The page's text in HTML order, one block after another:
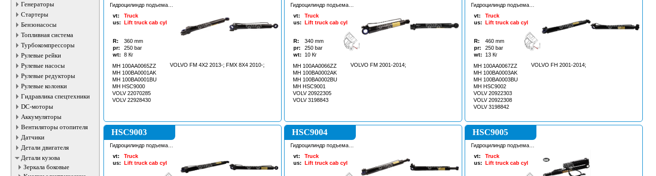
Генераторы
Стартеры
Бензонасосы
Топливная система
Турбокомпрессоры
Рулевые рейки
Рулевые насосы
Рулевые редукторы
Рулевые колонки
Гидравлика спецтехники
DC-моторы
Аккумуляторы
Вентиляторы отопителя
Датчики
Детали двигателя
Детали кузова
Зеркала боковые
Гидроцилиндр подъема
vt:
Truck
us: Lift truck cab cyl
R: 360 mm
pr:
250 bar
wt: 8 Кг
MH 100AA0065ZZ
MH 100BA0001AK
MH 100BA0001BU
MH HSC9000
VOLV 22070285
VOLV 22928430
VOLVO FM 4X2 2013-; FMX 8X4 2010-;
Гидроцилиндр подъема
vt:
Truck
us: Lift truck cab cyl
R: 340 mm
pr:
250 bar
wt:
10 Кг
MH 100AA0066ZZ
MH 100BA0002AK
MH 100BA0002BU
MH HSC9001
VOLV 20922305
VOLV 3198843
VOLVO FM 2001-2014;
Гидроцилиндр подъема
vt:
Truck
us: Lift truck cab cyl
R: 460 mm
pr:
250 bar
wt:
13 Кг
MH 100AA0067ZZ
MH 100BA0003AK
MH 100BA0003BU
MH HSC9002
VOLV 20922303
VOLV 20922308
VOLV 3198842
VOLVO FH 2001-2014;
HSC9003
Гидроцилиндр подъема
vt:
Truck
us: Lift truck cab cyl
HSC9004
Гидроцилиндр подъема
vt:
Truck
us: Lift truck cab cyl
HSC9005
Гидроцилиндр подъема
vt:
Truck
us: Lift truck cab cyl